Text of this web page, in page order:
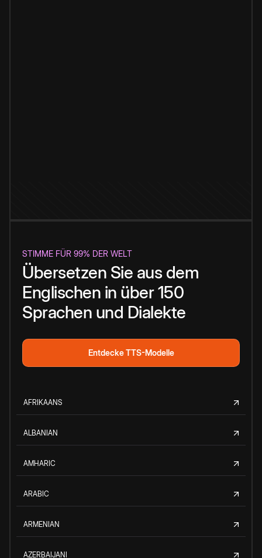
STIMME FÜR 99% DER WELT
Übersetzen Sie aus dem
Englischen in über 150
Sprachen und Dialekte
Entdecke TTS-Modelle
AFRIKAANS
ALBANIAN
AMHARIC
ARABIC
ARMENIAN
AZERBAIJANI